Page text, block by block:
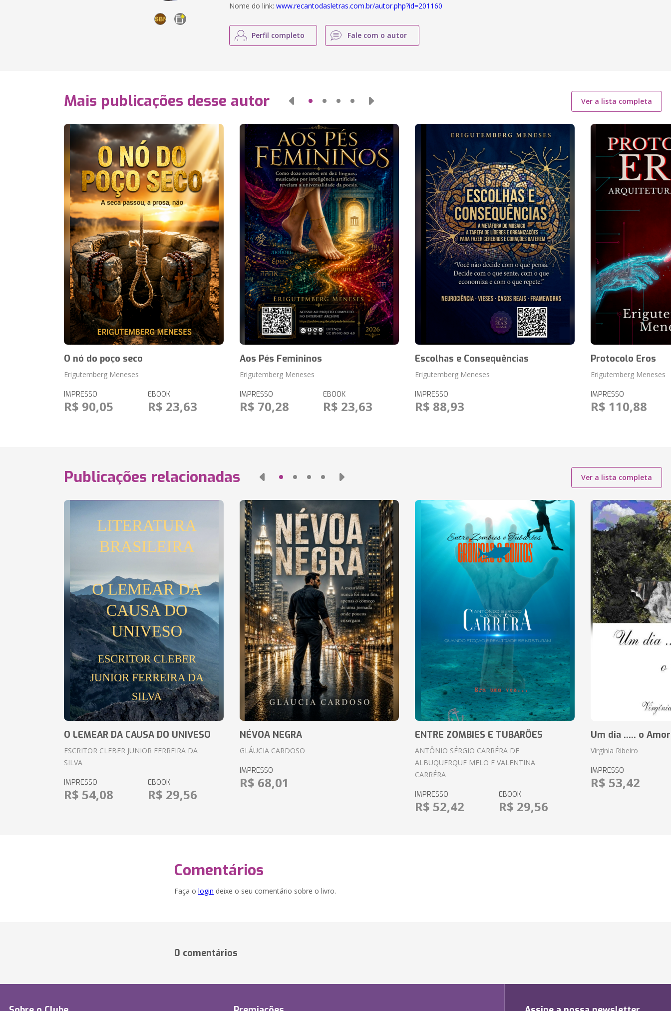
Nome do link:www.recantodasletras.com.br/autor.php?id=201160
Perfil completo Fale com o autor
Mais publicações desse autor Ver a lista completa
O nó do poço seco
Erigutemberg Meneses
IMPRESSO
R$ 90,05
EBOOK
R$ 23,63
Aos Pés Femininos
Erigutemberg Meneses
IMPRESSO
R$ 70,28
EBOOK
R$ 23,63
Escolhas e Consequências
Erigutemberg Meneses
IMPRESSO
R$ 88,93
Protocolo Eros
Erigutemberg Meneses
IMPRESSO
R$ 110,88
Publicações relacionadas Ver a lista completa
O LEMEAR DA CAUSA DO UNIVESO
ESCRITOR CLEBER JUNIOR FERREIRA DA
SILVA
IMPRESSO
R$ 54,08
EBOOK
R$ 29,56
NÉVOA NEGRA
GLÁUCIA CARDOSO
IMPRESSO
R$ 68,01
ENTRE ZOMBIES E TUBARÕES
ANTÔNIO SÉRGIO CARRÉRA DE
ALBUQUERQUE MELO E VALENTINA
CARRÉRA
IMPRESSO
R$ 52,42
EBOOK
R$ 29,56
Um dia ..... o Amor
Virgínia Ribeiro
IMPRESSO
R$ 53,42
Comentários
Faça o login deixe o seu comentário sobre o livro.
0 comentários